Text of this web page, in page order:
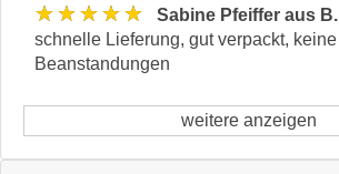
★★★★★
Sabine Pfeiffer aus B.
schnelle Lieferung, gut verpackt, keine
Beanstandungen
weitere anzeigen